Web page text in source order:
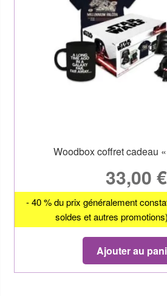
Woodbox coffret cadeau
33,00 €
- 40 % du prix généralement
soldes et autres promotions)
Ajouter au